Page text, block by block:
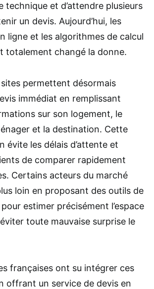
technique et d’attendre plusieurs
un devis. Aujourd’hui, les
ligne et les algorithmes de calcul
totalement changé la donne.
permettent désormais
immédiat en remplissant
sur son logement, le
et la destination. Cette
évite les délais d’attente et
de comparer rapidement
Certains acteurs du marché
loin en proposant des outils de
estimer précisément l’espace
toute mauvaise surprise le
françaises ont su intégrer ces
offrant un service de devis en